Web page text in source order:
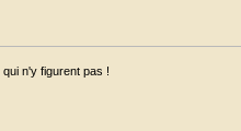
n'y figurent pas !